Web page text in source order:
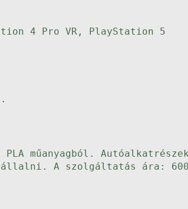
4 Pro VR, PlayStation 5
műanyagból. Autóalkatrészek
A szolgáltatás ára: